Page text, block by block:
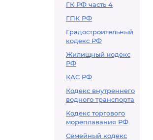
ГК РФ часть 4
ГПК РФ
Градостроительный
кодекс РФ
Жилищный кодекс
РФ
КАС РФ
Кодекс внутреннего
водного транспорта
Кодекс торгового
мореплавания РФ
Семейный кодекс